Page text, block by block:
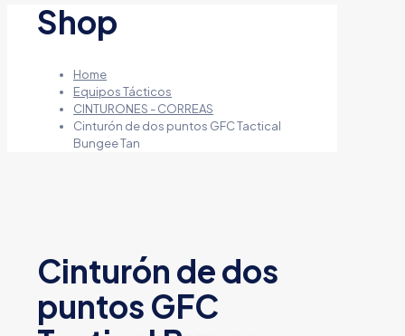
Shop
Home
Equipos Tácticos
CINTURONES - CORREAS
Cinturón de dos puntos GFC Tactical
Bungee Tan
Cinturón de dos
puntos GFC